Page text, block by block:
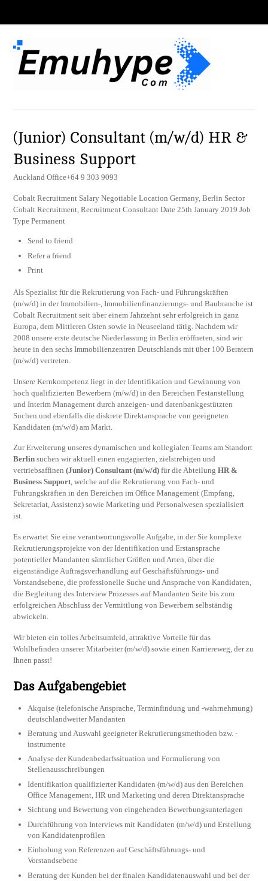
(Junior) Consultant (m/w/d) HR &
Business Support
Auckland Office+64 9 303 9093
Cobalt Recruitment Salary Negotiable Location Germany, Berlin Sector
Cobalt Recruitment, Recruitment Consultant Date 25th January 2019 Job
Type Permanent
Send to friend
Refer a friend
Print
Als Spezialist für die Rekrutierung von Fach- und Führungskräften
(m/w/d) in der Immobilien-, Immobilienfinanzierungs- und Baubranche ist
Cobalt Recruitment seit über einem Jahrzehnt sehr erfolgreich in ganz
Europa, dem Mittleren Osten sowie in Neuseeland tätig. Nachdem wir
2008 unsere erste deutsche Niederlassung in Berlin eröffneten, sind wir
heute in den sechs Immobilienzentren Deutschlands mit über 100 Beratern
(m/w/d) vertreten.
Unsere Kernkompetenz liegt in der Identifikation und Gewinnung von
hoch qualifizierten Bewerbern (m/w/d) in den Bereichen Festanstellung
und Interim Management durch anzeigen- und datenbankgestützten
Suchen und ebenfalls die diskrete Direktansprache von geeigneten
Kandidaten (m/w/d) am Markt.
Zur Erweiterung unseres dynamischen und kollegialen Teams am Standort
Berlin suchen wir aktuell einen engagierten, zielstrebigen und
vertriebsaffinen(Junior) Consultant (m/w/d) für die AbteilungHR &
Business Support, welche auf die Rekrutierung von Fach- und
Führungskräften in den Bereichen im Office Management (Empfang,
Sekretariat, Assistenz) sowie Marketing und Personalwesen spezialisiert
ist.
Es erwartet Sie eine verantwortungsvolle Aufgabe, in der Sie komplexe
Rekrutierungsprojekte von der Identifikation und Erstansprache
potentieller Mandanten sämtlicher Größen und Arten, über die
eigenständige Auftragsverhandlung auf Geschäftsführungs- und
Vorstandsebene, die professionelle Suche und Ansprache von Kandidaten,
die Begleitung des Interview Prozesses auf Mandanten Seite bis zum
erfolgreichen Abschluss der Vermittlung von Bewerbern selbständig
abwickeln.
Wir bieten ein tolles Arbeitsumfeld, attraktive Vorteile für das
Wohlbefinden unserer Mitarbeiter (m/w/d) sowie einen Karriereweg, der zu
Ihnen passt!
Das Aufgabengebiet
Akquise (telefonische Ansprache, Terminfindung und -wahrnehmung)
deutschlandweiter Mandanten
Beratung und Auswahl geeigneter Rekrutierungsmethoden bzw. -
instrumente
Analyse der Kundenbedarfssituation und Formulierung von
Stellenausschreibungen
Identifikation qualifizierter Kandidaten (m/w/d) aus den Bereichen
Office Management, HR und Marketing und deren Direktansprache
Sichtung und Bewertung von eingehenden Bewerbungsunterlagen
Durchführung von Interviews mit Kandidaten (m/w/d) und Erstellung
von Kandidatenprofilen
Einholung von Referenzen auf Geschäftsführungs- und
Vorstandsebene
Beratung der Kunden bei der finalen Kandidatenauswahl und bei der